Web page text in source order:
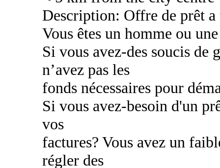
Description: Offre de prêt
Vous êtes un homme ou
Si vous avez-des soucis de
n’avez pas les
fonds nécessaires pour
Si vous avez-besoin d'un
vos
factures? Vous avez un
régler des